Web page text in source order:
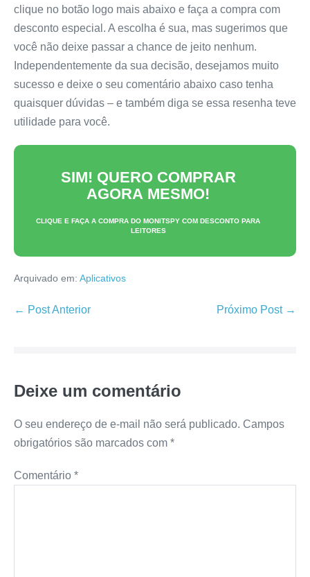
clique no botão logo mais abaixo e faça a compra com
desconto especial. A escolha é sua, mas sugerimos que
você não deixe passar a chance de jeito nenhum.
Independentemente da sua decisão, desejamos muito
sucesso e deixe o seu comentário abaixo caso tenha
quaisquer dúvidas – e também diga se essa resenha teve
utilidade para você.
SIM! QUERO COMPRAR
AGORA MESMO!
CLIQUE E FAÇA A COMPRA DO MONITSPY COM DESCONTO PARA
LEITORES
Arquivado em: Aplicativos
Navegação
← Post Anterior Próximo Post →
Deixe um comentário
O seu endereço de e-mail não será publicado. Campos
obrigatórios são marcados com *
Comentário *